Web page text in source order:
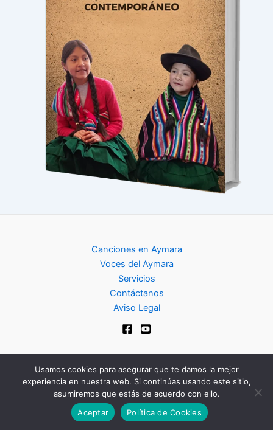
Canciones en Aymara
Voces del Aymara
Servicios
Contáctanos
Aviso Legal
Copyright © 2024 | Club de Aymara
Usamos cookies para asegurar que te damos la mejor
experiencia en nuestra web. Si continúas usando este sitio,
asumiremos que estás de acuerdo con ello.
Aceptar
Política de Cookies